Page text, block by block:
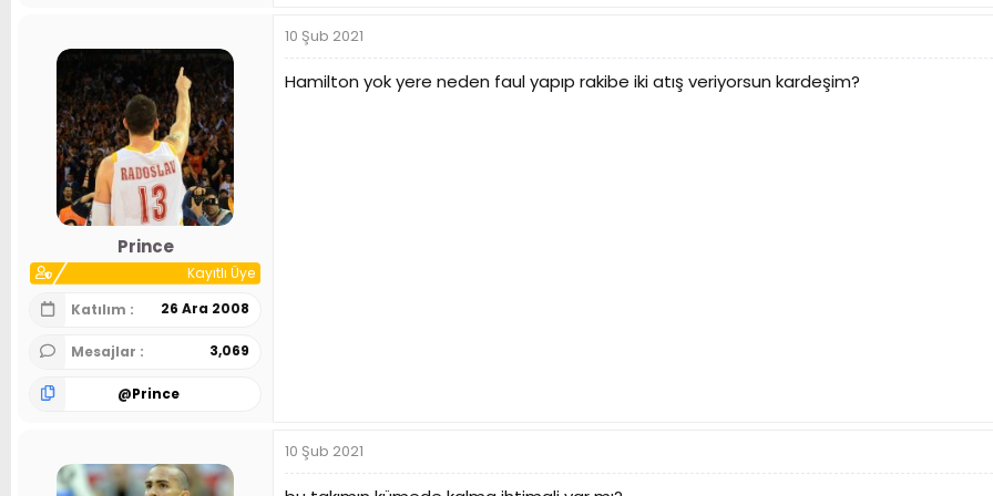
Prince
Kayıtlı Üye
Katılım
26 Ara 2008
Mesajlar 3,069
@Prince
10 Şub 2021
Hamilton yok yere neden faul yapıp rakibe iki atış veriyorsun kardeşim?
10 Şub 2021